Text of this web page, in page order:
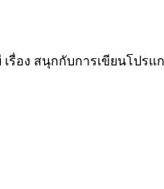
รื่อง สนุกกับการเขียนโปร